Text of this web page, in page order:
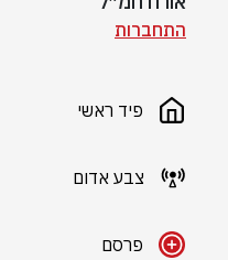
התחברות
פיד ראשי
צבע אדום
פרסם